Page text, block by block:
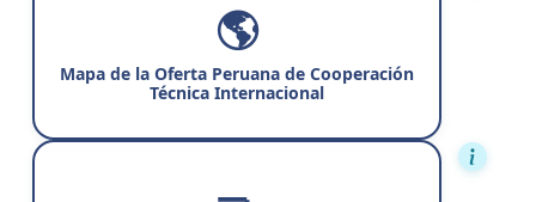
🌎
Mapa de la Oferta Peruana de Cooperación
Técnica Internacional